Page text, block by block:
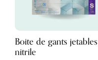
Boite de gants jetables
nitrile